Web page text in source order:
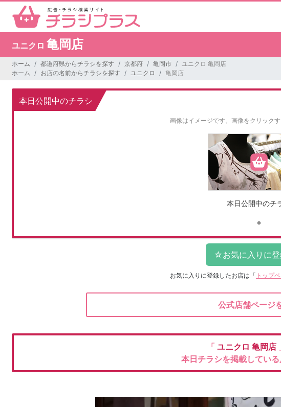
ユニクロ 亀岡店
ホーム 都道府県からチラシを探す 京都府 亀岡市
ユニクロ 亀岡店
ホーム
お店の名前からチラシを探す ユニクロ 亀岡店
本日公開中のチラシ
画像はイメージです。 画像をクリック
本日公開中のチ
お気に入りに登録したお店は 「 トップ
公式店舗ページ
「 ユニクロ 亀岡店
本日チラシを掲載している